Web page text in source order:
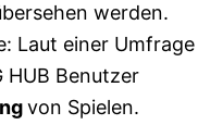
werden.
Laut einer Umfrage
HUB Benutzer
von Spielen.